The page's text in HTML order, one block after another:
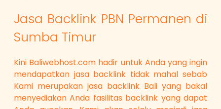
Jasa Backlink PBN Permanen di
Sumba Timur
Kini Baliwebhost.com hadir untuk Anda yang ingin
mendapatkan jasa backlink tidak mahal sebab
Kami merupakan jasa backlink Bali yang bakal
menyediakan Anda fasilitas backlink yang dapat